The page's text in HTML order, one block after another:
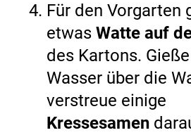
Für den Vorgarten
etwas Watte auf
des Kartons.
Wasser über die
verstreue einige
Kressesamen